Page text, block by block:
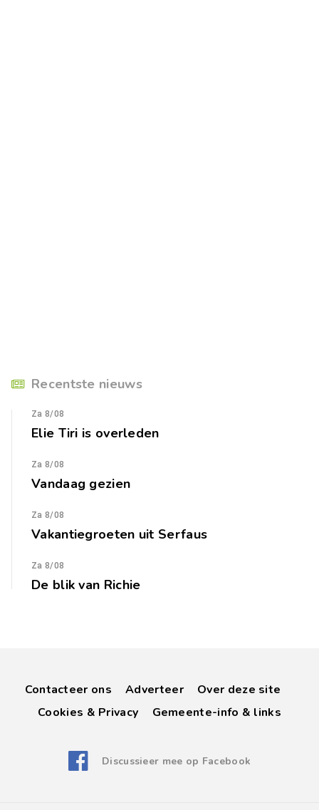
Recentste nieuws
Za 8/08
Elie Tiri is overleden
Za 8/08
Vandaag gezien
Za 8/08
Vakantiegroeten uit Serfaus
Za 8/08
De blik van Richie
Contacteer ons Adverteer
Over deze site
Cookies & Privacy
Gemeente-info & links
Discussieer mee op Facebook